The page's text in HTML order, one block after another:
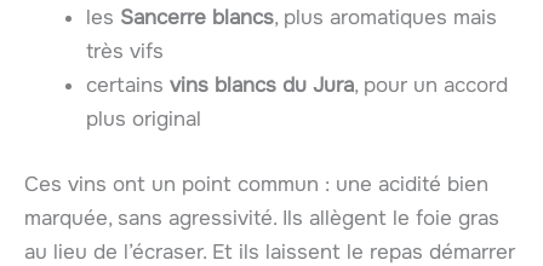
les Sancerre blancs, plus aromatiques mais
très vifs
certains vins blancs du Jura, pour un accord
plus original
Ces vins ont un point commun : une acidité bien
marquée, sans agressivité. Ils allègent le foie gras
au lieu de l’écraser. Et ils laissent le repas démarrer